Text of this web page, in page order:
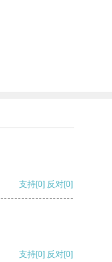
支持[0] 反对[0]
支持[0] 反对[0]